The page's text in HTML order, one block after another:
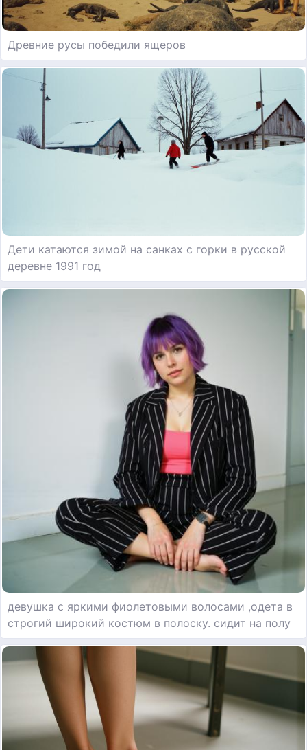
Древние русы победили ящеров
Дети катаются зимой на санках с горки в русской
деревне 1991 год
девушка с яркими фиолетовыми волосами ,одета в
строгий широкий костюм в полоску. сидит на полу